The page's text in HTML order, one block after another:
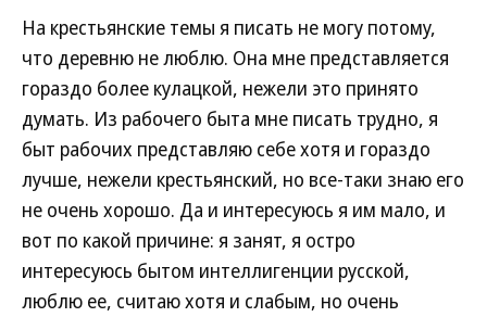
На крестьянские темы я писать не могу потому,
что деревню не люблю. Она мне представляется
гораздо более кулацкой, нежели это принято
думать. Из рабочего быта мне писать трудно, я
быт рабочих представляю себе хотя и гораздо
лучше, нежели крестьянский, но все-таки знаю его
не очень хорошо. Да и интересуюсь я им мало, и
вот по какой причине: я занят, я остро
интересуюсь бытом интеллигенции русской,
люблю ее, считаю хотя и слабым, но очень